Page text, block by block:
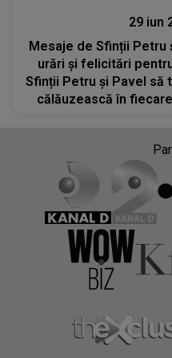
29 iun
Mesaje de Sfinții Petru
urări și felicitări
Sfinții Petru și Pavel să
călăuzească în